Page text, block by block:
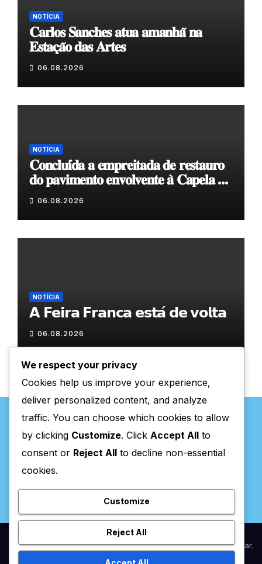
NOTÍCIA
𝐂𝐚𝐫𝐥𝐨𝐬 𝐒𝐚𝐧𝐜𝐡𝐞𝐬 𝐚𝐭𝐮𝐚 𝐚𝐦𝐚𝐧𝐡𝐚̃ 𝐧𝐚
𝐄𝐬𝐭𝐚𝐜̧𝐚̃𝐨 𝐝𝐚𝐬 𝐀𝐫𝐭𝐞𝐬
06.08.2026
NOTÍCIA
𝐂𝐨𝐧𝐜𝐥𝐮𝐢́𝐝𝐚 𝐚 𝐞𝐦𝐩𝐫𝐞𝐢𝐭𝐚𝐝𝐚 𝐝𝐞 𝐫𝐞𝐬𝐭𝐚𝐮𝐫𝐨
𝐝𝐨 𝐩𝐚𝐯𝐢𝐦𝐞𝐧𝐭𝐨 𝐞𝐧𝐯𝐨𝐥𝐯𝐞𝐧𝐭𝐞 𝐚̀ 𝐂𝐚𝐩𝐞𝐥𝐚 𝐝𝐞
𝐂𝐨𝐯𝐚𝐬
06.08.2026
NOTÍCIA
𝗔 𝗙𝗲𝗶𝗿𝗮 𝗙𝗿𝗮𝗻𝗰𝗮 𝗲𝘀𝘁𝗮́ 𝗱𝗲 𝘃𝗼𝗹𝘁𝗮
06.08.2026
Valpaços Online
Proudly powered by WordPress|Theme:NewsupbyThemeansar.
We respect your privacy
Cookies help us improve your experience,
deliver personalized content, and analyze
traffic. You can choose which cookies to allow
by clicking Customize. Click Accept All to
consent or Reject All to decline non-essential
cookies.
Customize
Reject All